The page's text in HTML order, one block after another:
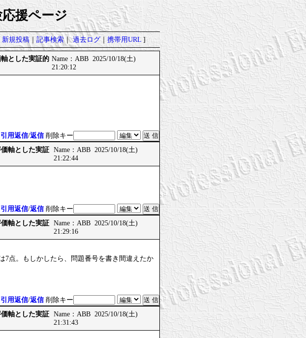
援ページ
新規投稿｜記事検索｜過去ログ｜携帯用URL]
とした実証的 Name：ABB 2025/10/18(土)
21:20:12
引用返信/返信 削除キー
軸とした実証 Name：ABB 2025/10/18(土)
21:22:44
引用返信/返信 削除キー
軸とした実証 Name：ABB 2025/10/18(土)
21:29:16
7点。もしかしたら、問題番号を書き間違えたか
引用返信/返信 削除キー
軸とした実証 Name：ABB 2025/10/18(土)
21:31:43